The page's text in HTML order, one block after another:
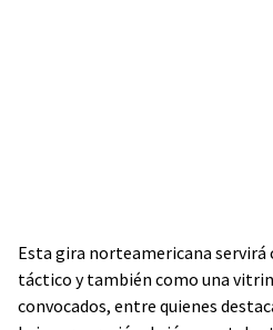
Esta gira norteamericana servirá
táctico y también como una
convocados, entre quienes